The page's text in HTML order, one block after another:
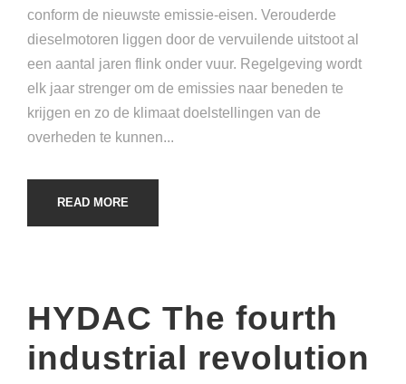
conform de nieuwste emissie-eisen. Verouderde
dieselmotoren liggen door de vervuilende uitstoot al
een aantal jaren flink onder vuur. Regelgeving wordt
elk jaar strenger om de emissies naar beneden te
krijgen en zo de klimaat doelstellingen van de
overheden te kunnen...
READ MORE
HYDAC The fourth
industrial revolution